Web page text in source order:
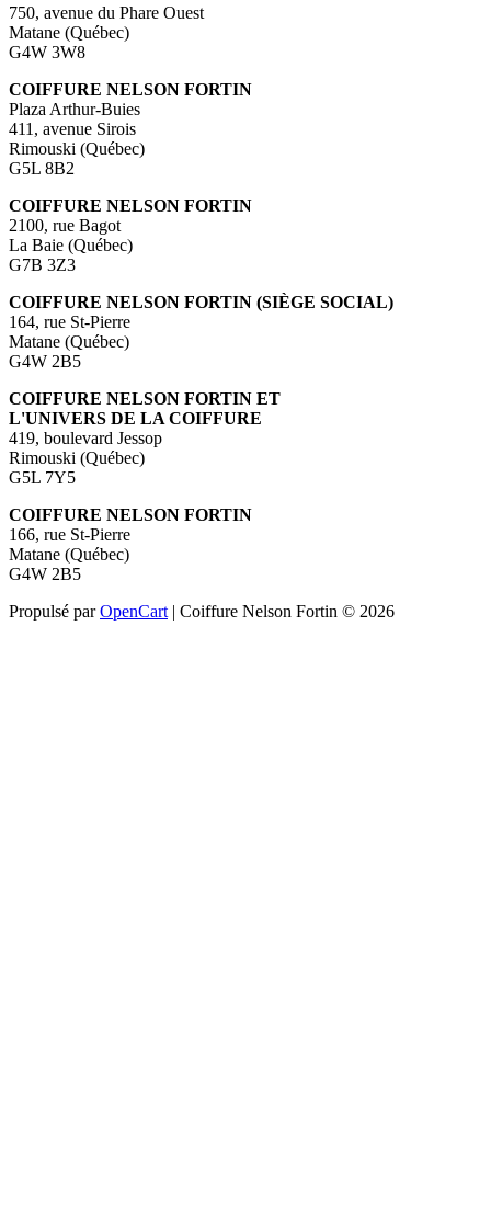
750, avenue du Phare Ouest
Matane (Québec)
G4W 3W8
COIFFURE NELSON FORTIN
Plaza Arthur-Buies
411, avenue Sirois
Rimouski (Québec)
G5L 8B2
COIFFURE NELSON FORTIN
2100, rue Bagot
La Baie (Québec)
G7B 3Z3
COIFFURE NELSON FORTIN (SIÈGE SOCIAL)
164, rue St-Pierre
Matane (Québec)
G4W 2B5
COIFFURE NELSON FORTIN ET
L'UNIVERS DE LA COIFFURE
419, boulevard Jessop
Rimouski (Québec)
G5L 7Y5
COIFFURE NELSON FORTIN
166, rue St-Pierre
Matane (Québec)
G4W 2B5
Propulsé parOpenCart | Coiffure Nelson Fortin © 2026